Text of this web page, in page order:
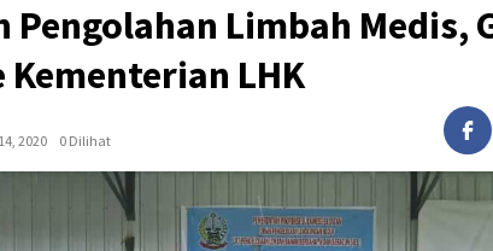
Pengolahan Limbah Medis,
Kementerian LHK
2020
0 Dilihat